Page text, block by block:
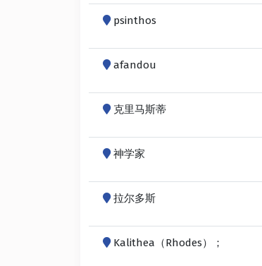
psinthos
afandou
克里马斯蒂
神学家
拉尔多斯
Kalithea（Rhodes）；